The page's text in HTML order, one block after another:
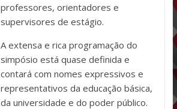
professores, orientadores e
supervisores de estágio.
A extensa e rica programação do
simpósio está quase definida e
contará com nomes expressivos e
representativos da educação básica,
da universidade e do poder público.